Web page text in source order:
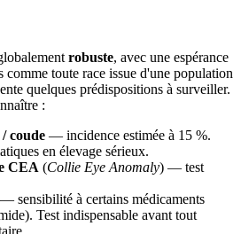
robuste, avec une espérance
comme toute race issue d'une population
quelques prédispositions à surveiller.
:
coude — incidence estimée à 15 %.
en élevage sérieux.
CEA (Collie Eye Anomaly) — test
— sensibilité à certains médicaments
Test indispensable avant tout